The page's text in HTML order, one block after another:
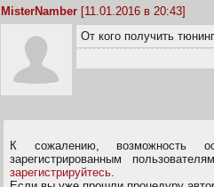
MisterNamber [11.01.2016 в 20:43]
От кого получить
К сожалению, возможность
зарегистрированным
зарегистрируйтесь.